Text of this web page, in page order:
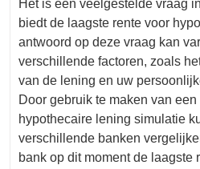
Het is een veelgestelde vraag
biedt de laagste rente voor
antwoord op deze vraag kan
verschillende factoren, zoals
van de lening en uw
Door gebruik te maken van
hypothecaire lening simulatie
verschillende banken
bank op dit moment de laagste